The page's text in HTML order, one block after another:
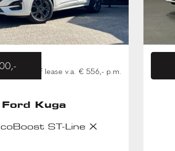
of lease v.a. € 556,- p.m.
Ford Kuga
ST-Line X